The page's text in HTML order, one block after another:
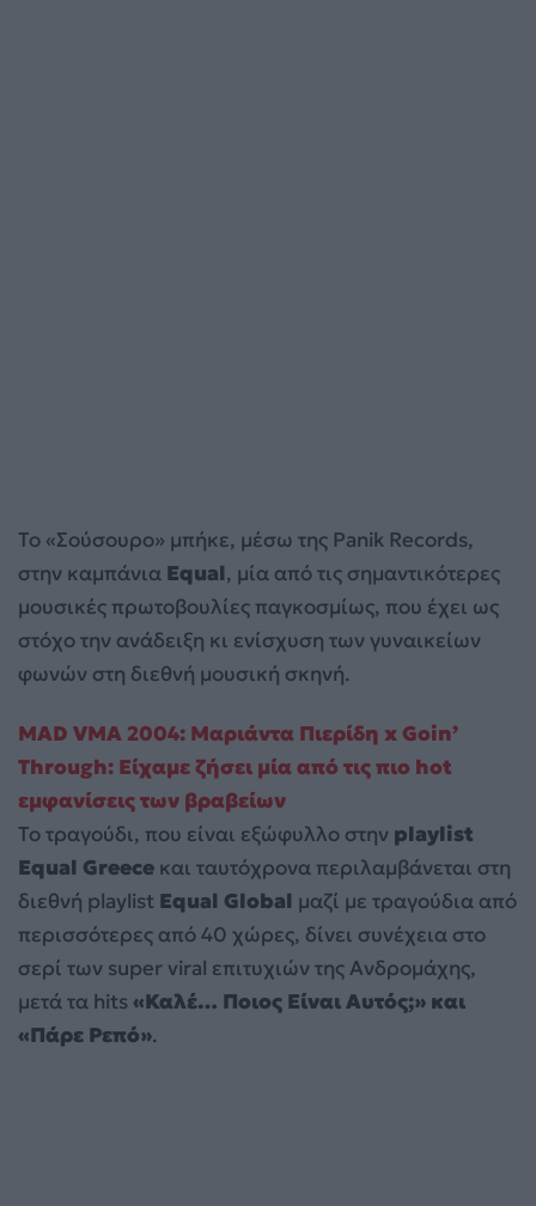
Το «Σούσουρο» μπήκε, μέσω της Panik Records,
στην καμπάνια Equal, μία από τις σημαντικότερες
μουσικές πρωτοβουλίες παγκοσμίως, που έχει ως
στόχο την ανάδειξη κι ενίσχυση των γυναικείων
φωνών στη διεθνή μουσική σκηνή.
MAD VMA 2004: Μαριάντα Πιερίδη x Goin’
Through: Είχαμε ζήσει μία από τις πιο hot
εμφανίσεις των βραβείων
Το τραγούδι, που είναι εξώφυλλο στην playlist
Equal Greece και ταυτόχρονα περιλαμβάνεται στη
διεθνή playlist Equal Global μαζί με τραγούδια από
περισσότερες από 40 χώρες, δίνει συνέχεια στο
σερί των super viral επιτυχιών της Ανδρομάχης,
μετά τα hits«Καλέ… Ποιος Είναι Αυτός;» και
«Πάρε Ρεπό».